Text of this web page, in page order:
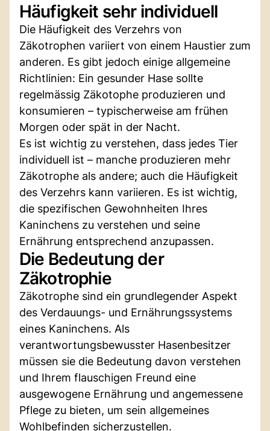
Häufigkeit sehr individuell
Die Häufigkeit des Verzehrs von
Zäkotrophen variiert von einem Haustier zum
anderen. Es gibt jedoch einige allgemeine
Richtlinien: Ein gesunder Hase sollte
regelmässig Zäkotophe produzieren und
konsumieren – typischerweise am frühen
Morgen oder spät in der Nacht.
Es ist wichtig zu verstehen, dass jedes Tier
individuell ist – manche produzieren mehr
Zäkotrophe als andere; auch die Häufigkeit
des Verzehrs kann variieren. Es ist wichtig,
die spezifischen Gewohnheiten Ihres
Kaninchens zu verstehen und seine
Ernährung entsprechend anzupassen.
Die Bedeutung der
Zäkotrophie
Zäkotrophe sind ein grundlegender Aspekt
des Verdauungs- und Ernährungssystems
eines Kaninchens. Als
verantwortungsbewusster Hasenbesitzer
müssen sie die Bedeutung davon verstehen
und Ihrem flauschigen Freund eine
ausgewogene Ernährung und angemessene
Pflege zu bieten, um sein allgemeines
Wohlbefinden sicherzustellen.